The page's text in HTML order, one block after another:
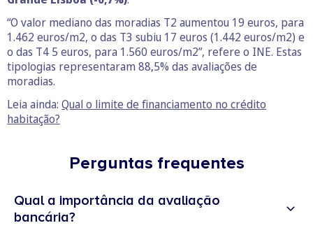
“O valor mediano das moradias T2 aumentou 19 euros, para
1.462 euros/m2, o das T3 subiu 17 euros (1.442 euros/m2) e
o das T4 5 euros, para 1.560 euros/m2”, refere o INE. Estas
tipologias representaram 88,5% das avaliações de
moradias.
Leia ainda: Qual o limite de financiamento no crédito
habitação?
Perguntas frequentes
Qual a importância da avaliação
bancária?